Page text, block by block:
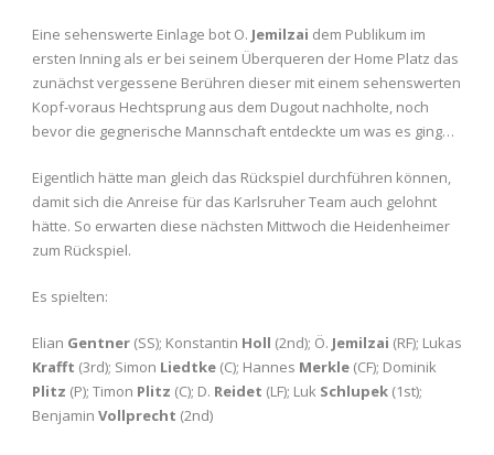
Eine sehenswerte Einlage bot O. Jemilzai dem Publikum im
ersten Inning als er bei seinem Überqueren der Home Platz das
zunächst vergessene Berühren dieser mit einem sehenswerten
Kopf-voraus Hechtsprung aus dem Dugout nachholte, noch
bevor die gegnerische Mannschaft entdeckte um was es ging…
Eigentlich hätte man gleich das Rückspiel durchführen können,
damit sich die Anreise für das Karlsruher Team auch gelohnt
hätte. So erwarten diese nächsten Mittwoch die Heidenheimer
zum Rückspiel.
Es spielten:
Elian Gentner (SS); Konstantin Holl (2nd); Ö. Jemilzai (RF); Lukas
Krafft (3rd); Simon Liedtke (C); Hannes Merkle (CF); Dominik
Plitz (P); Timon Plitz (C); D. Reidet (LF); Luk Schlupek (1st);
Benjamin Vollprecht (2nd)